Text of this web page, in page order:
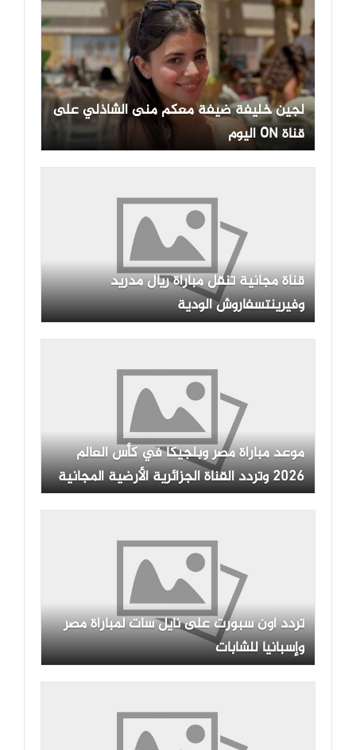
لجين خليفة ضيفة معكم منى الشاذلي على
قناة ON اليوم
قناة مجانية تنقل مباراة ريال مدريد
وفيرينتسفاروش الودية
موعد مباراة مصر وبلجيكا في كأس العالم
2026 وتردد القناة الجزائرية الأرضية المجانية
تردد أون سبورت على نايل سات لمباراة مصر
وإسبانيا للشابات